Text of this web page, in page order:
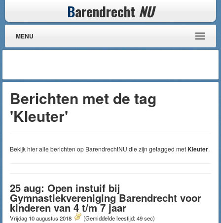
Barendrecht NU
MENU
Berichten met de tag
'Kleuter'
Bekijk hier alle berichten op BarendrechtNU die zijn getagged metKleuter.
25 aug: Open instuif bij
Gymnastiekvereniging Barendrecht voor
kinderen van 4 t/m 7 jaar
Vrijdag 10 augustus 2018 (Gemiddelde leestijd: 49 sec)